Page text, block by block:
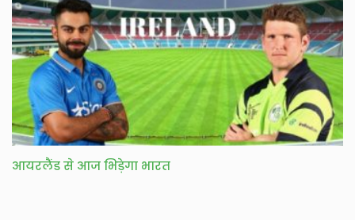
आयरलैंड से आज भिड़ेगा भारत